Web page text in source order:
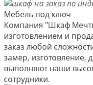
Мебель под ключ
Компания "Шкаф
изготовлением и
заказ любой
замер, изготовление,
выполняют наши
сотрудники.